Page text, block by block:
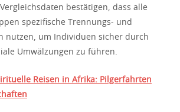
bestätigen, dass alle
spezifische Trennungs- und
nutzen, um Individuen sicher durch
Umwälzungen zu führen.
Reisen in Afrika: Pilgerfahrten